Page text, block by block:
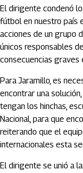
El dirigente condenó
fútbol en nuestro país
acciones de un grupo
únicos responsables
consecuencias graves
Para Jaramillo, es
encontrar una
tengan los hinchas,
Nacional, para que
reiterando que el
internacionales esta
El dirigente se unió a